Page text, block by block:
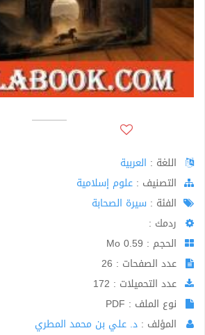
اللغة : العربية
اﻟﺘﺼﻨﻴﻒ : علوم إسلامية
الفئة : سيرة الصحابة
ردمك :
الحجم : 0.59 Mo
عدد الصفحات : 26
عدد التحميلات : 172
نوع الملف : PDF
المؤلف : د. علي بن محمد المطري